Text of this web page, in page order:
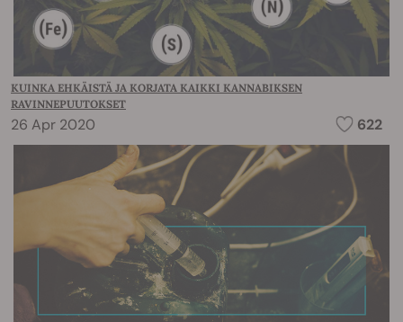
KUINKA EHKÄISTÄ JA KORJATA KAIKKI KANNABIKSEN
RAVINNEPUUTOKSET
26 Apr 2020 622